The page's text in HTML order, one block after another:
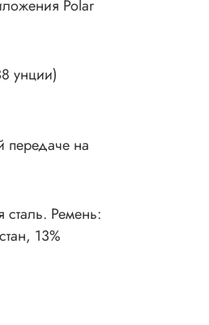
Polar
унции)
передаче на
Ремень:
13%